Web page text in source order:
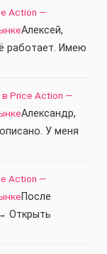
Action —
Алексей,
работает. Имею
в Price Action —
Александр,
У меня
Action —
После
Открыть